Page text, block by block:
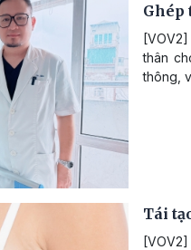
Ghép
thân
thông,
Tái